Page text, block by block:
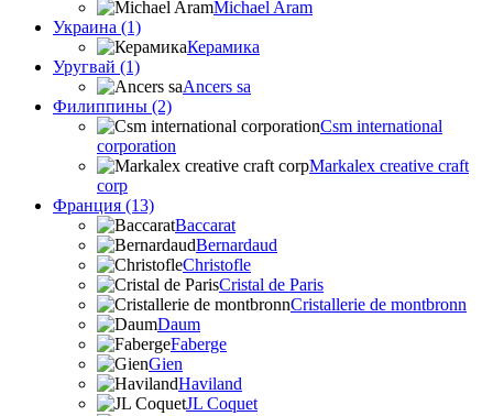
Michael Aram
Украина (1)
Керамика
Уругвай (1)
Ancers sa
Филиппины (2)
Csm international
corporation
Markalex creative craft
corp
Франция (13)
Baccarat
Bernardaud
Christofle
Cristal de Paris
Cristallerie de montbronn
Daum
Faberge
Gien
Haviland
JL Coquet